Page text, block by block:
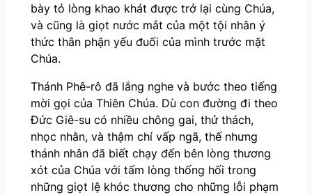
bày tỏ lòng khao khát được trở lại cùng Chúa,
và cũng là giọt nước mắt của một tội nhân ý
thức thân phận yếu đuối của mình trước mặt
Chúa.
Thánh Phê-rô đã lắng nghe và bước theo tiếng
mời gọi của Thiên Chúa. Dù con đường đi theo
Đức Giê-su có nhiều chông gai, thử thách,
nhọc nhằn, và thậm chí vấp ngã, thế nhưng
thánh nhân đã biết chạy đến bên lòng thương
xót của Chúa với tấm lòng thống hối trong
những giọt lệ khóc thương cho những lỗi phạm